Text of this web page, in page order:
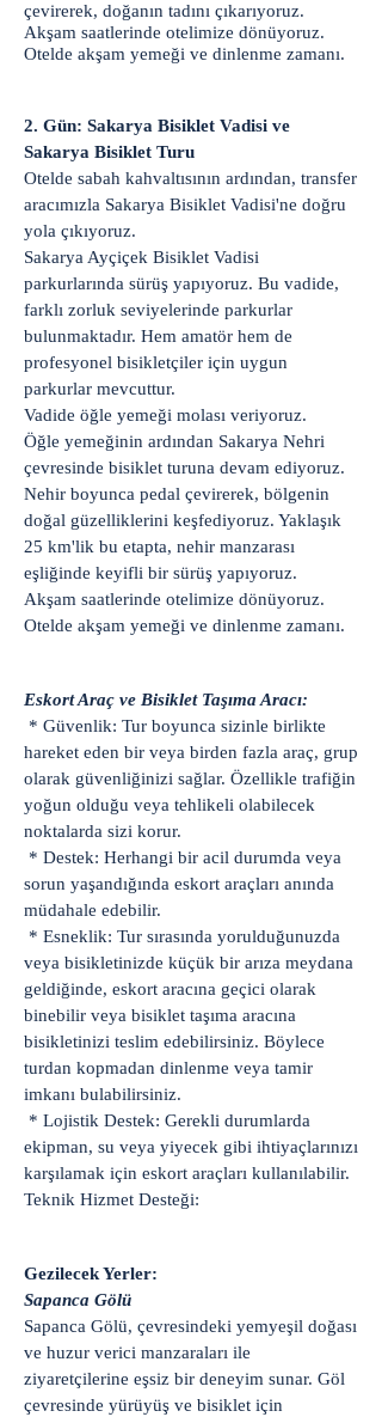
çevirerek, doğanın tadını çıkarıyoruz.
Akşam saatlerinde otelimize dönüyoruz.
Otelde akşam yemeği ve dinlenme zamanı.
2. Gün: Sakarya Bisiklet Vadisi ve
Sakarya Bisiklet Turu
Otelde sabah kahvaltısının ardından, transfer
aracımızla Sakarya Bisiklet Vadisi'ne doğru
yola çıkıyoruz.
Sakarya Ayçiçek Bisiklet Vadisi
parkurlarında sürüş yapıyoruz. Bu vadide,
farklı zorluk seviyelerinde parkurlar
bulunmaktadır. Hem amatör hem de
profesyonel bisikletçiler için uygun
parkurlar mevcuttur.
Vadide öğle yemeği molası veriyoruz.
Öğle yemeğinin ardından Sakarya Nehri
çevresinde bisiklet turuna devam ediyoruz.
Nehir boyunca pedal çevirerek, bölgenin
doğal güzelliklerini keşfediyoruz. Yaklaşık
25 km'lik bu etapta, nehir manzarası
eşliğinde keyifli bir sürüş yapıyoruz.
Akşam saatlerinde otelimize dönüyoruz.
Otelde akşam yemeği ve dinlenme zamanı.
Eskort Araç ve Bisiklet Taşıma Aracı:
* Güvenlik: Tur boyunca sizinle birlikte
hareket eden bir veya birden fazla araç, grup
olarak güvenliğinizi sağlar. Özellikle trafiğin
yoğun olduğu veya tehlikeli olabilecek
noktalarda sizi korur.
* Destek: Herhangi bir acil durumda veya
sorun yaşandığında eskort araçları anında
müdahale edebilir.
* Esneklik: Tur sırasında yorulduğunuzda
veya bisikletinizde küçük bir arıza meydana
geldiğinde, eskort aracına geçici olarak
binebilir veya bisiklet taşıma aracına
bisikletinizi teslim edebilirsiniz. Böylece
turdan kopmadan dinlenme veya tamir
imkanı bulabilirsiniz.
* Lojistik Destek: Gerekli durumlarda
ekipman, su veya yiyecek gibi ihtiyaçlarınızı
karşılamak için eskort araçları kullanılabilir.
Teknik Hizmet Desteği:
Gezilecek Yerler:
Sapanca Gölü
Sapanca Gölü, çevresindeki yemyeşil doğası
ve huzur verici manzaraları ile
ziyaretçilerine eşsiz bir deneyim sunar. Göl
çevresinde yürüyüş ve bisiklet için